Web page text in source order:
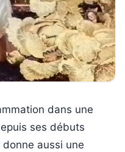
dans une
ses débuts
donne aussi une